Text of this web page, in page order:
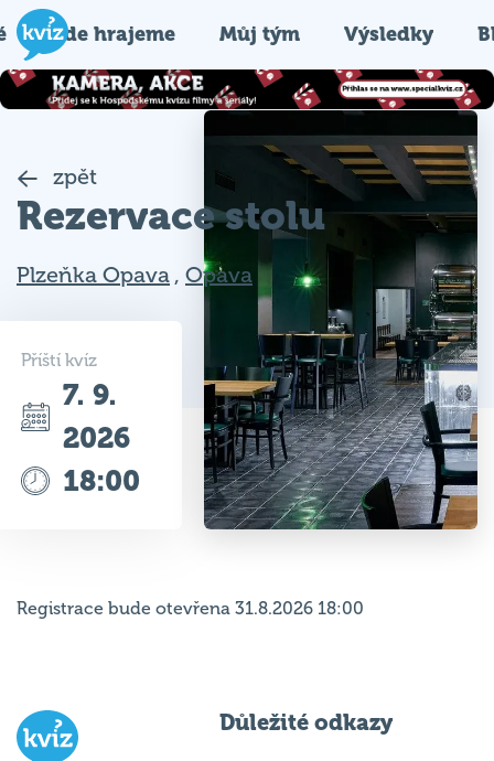
Kde hrajeme Můj tým Výsledky
zpět
Rezervace stolu
Plzeňka Opava , Opava
Příští kvíz
7. 9.
2026
18:00
Registrace bude otevřena 31.8.2026 18:00
Důležité odkazy